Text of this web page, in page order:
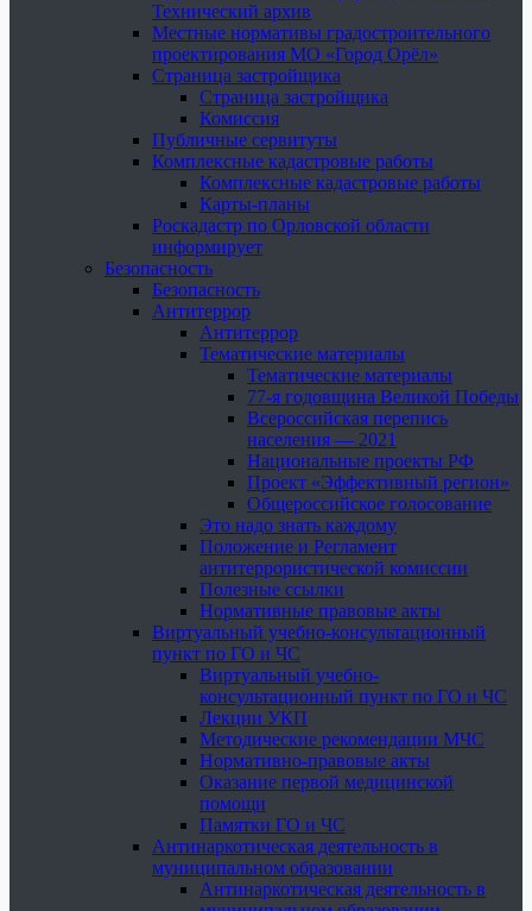
Технический архив
Местные нормативы градостроительного
проектирования МО «Город Орёл»
Страница застройщика
Страница застройщика
Комиссия
Публичные сервитуты
Комплексные кадастровые работы
Комплексные кадастровые работы
Карты-планы
Роскадастр по Орловской области
информирует
Безопасность
Безопасность
Антитеррор
Антитеррор
Тематические материалы
Тематические материалы
77-я годовщина Великой Победы
Всероссийская перепись
населения — 2021
Национальные проекты РФ
Проект «Эффективный регион»
Общероссийское голосование
Это надо знать каждому
Положение и Регламент
антитеррористической комиссии
Полезные ссылки
Нормативные правовые акты
Виртуальный учебно-консультационный
пункт по ГО и ЧС
Виртуальный учебно-
консультационный пункт по ГО и ЧС
Лекции УКП
Методические рекомендации МЧС
Нормативно-правовые акты
Оказание первой медицинской
помощи
Памятки ГО и ЧС
Антинаркотическая деятельность в
муниципальном образовании
Антинаркотическая деятельность в